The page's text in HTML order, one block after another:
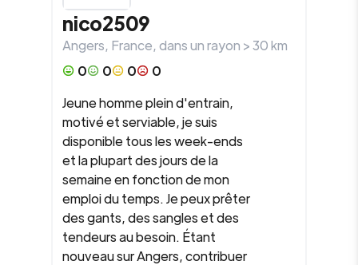
nico2509
Angers, France, dans un rayon >30km
0
0 0
0
Jeune homme plein d'entrain,
motivé et serviable, je suis
disponible tous les week-ends
et la plupart des jours de la
semaine en fonction de mon
emploi du temps. Je peux prêter
des gants, des sangles et des
tendeurs au besoin. Étant
nouveau sur Angers, contribuer